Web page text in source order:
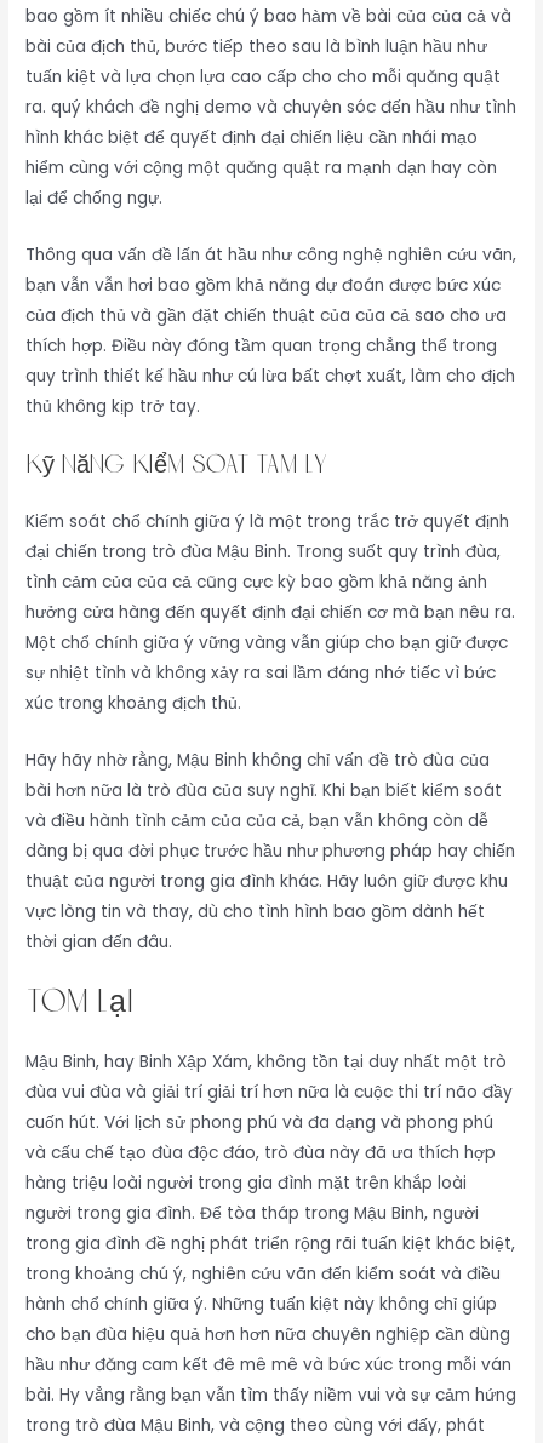
bao gồm ít nhiều chiếc chú ý bao hàm về bài của của cả và
bài của địch thủ, bước tiếp theo sau là bình luận hầu như
tuấn kiệt và lựa chọn lựa cao cấp cho cho mỗi quăng quật
ra. quý khách đề nghị demo và chuyên sóc đến hầu như tình
hình khác biệt để quyết định đại chiến liệu cần nhái mạo
hiểm cùng với cộng một quăng quật ra mạnh dạn hay còn
lại để chống ngự.
Thông qua vấn đề lấn át hầu như công nghệ nghiên cứu vãn,
bạn vẫn vẫn hơi bao gồm khả năng dự đoán được bức xúc
của địch thủ và gần đặt chiến thuật của của cả sao cho ưa
thích hợp. Điều này đóng tầm quan trọng chẳng thể trong
quy trình thiết kế hầu như cú lừa bất chợt xuất, làm cho địch
thủ không kịp trở tay.
Kỹ Năng Kiểm Soát Tâm Lý
Kiểm soát chổ chính giữa ý là một trong trắc trở quyết định
đại chiến trong trò đùa Mậu Binh. Trong suốt quy trình đùa,
tình cảm của của cả cũng cực kỳ bao gồm khả năng ảnh
hưởng cửa hàng đến quyết định đại chiến cơ mà bạn nêu ra.
Một chổ chính giữa ý vững vàng vẫn giúp cho bạn giữ được
sự nhiệt tình và không xảy ra sai lầm đáng nhớ tiếc vì bức
xúc trong khoảng địch thủ.
Hãy hãy nhờ rằng, Mậu Binh không chỉ vấn đề trò đùa của
bài hơn nữa là trò đùa của suy nghĩ. Khi bạn biết kiểm soát
và điều hành tình cảm của của cả, bạn vẫn không còn dễ
dàng bị qua đời phục trước hầu như phương pháp hay chiến
thuật của người trong gia đình khác. Hãy luôn giữ được khu
vực lòng tin và thay, dù cho tình hình bao gồm dành hết
thời gian đến đâu.
tóm lại
Mậu Binh, hay Binh Xập Xám, không tồn tại duy nhất một trò
đùa vui đùa và giải trí giải trí hơn nữa là cuộc thi trí não đầy
cuốn hút. Với lịch sử phong phú và đa dạng và phong phú
và cấu chế tạo đùa độc đáo, trò đùa này đã ưa thích hợp
hàng triệu loài người trong gia đình mặt trên khắp loài
người trong gia đình. Để tòa tháp trong Mậu Binh, người
trong gia đình đề nghị phát triển rộng rãi tuấn kiệt khác biệt,
trong khoảng chú ý, nghiên cứu vãn đến kiểm soát và điều
hành chổ chính giữa ý. Những tuấn kiệt này không chỉ giúp
cho bạn đùa hiệu quả hơn hơn nữa chuyên nghiệp cần dùng
hầu như đăng cam kết đê mê mê và bức xúc trong mỗi ván
bài. Hy vẳng rằng bạn vẫn tìm thấy niềm vui và sự cảm hứng
trong trò đùa Mậu Binh, và cộng theo cùng với đấy, phát